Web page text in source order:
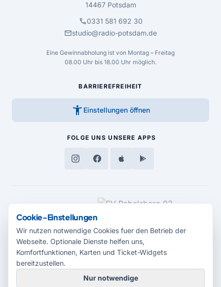
14467 Potsdam
call0331 581 692 30
mailstudio@radio-potsdam.de
Eine Gewinnabholung ist von Montag – Freitag
08.00 Uhr bis 18.00 Uhr möglich.
BARRIEREFREIHEIT
accessibility_new Einstellungen öffnen
FOLGE UNS UNSERE APPS
MEDIENPARTNER
Cookie-Einstellungen
Wir nutzen notwendige Cookies fuer den Betrieb der
Webseite. Optionale Dienste helfen uns,
Komfortfunktionen, Karten und Ticket-Widgets
bereitzustellen.
Nur notwendige